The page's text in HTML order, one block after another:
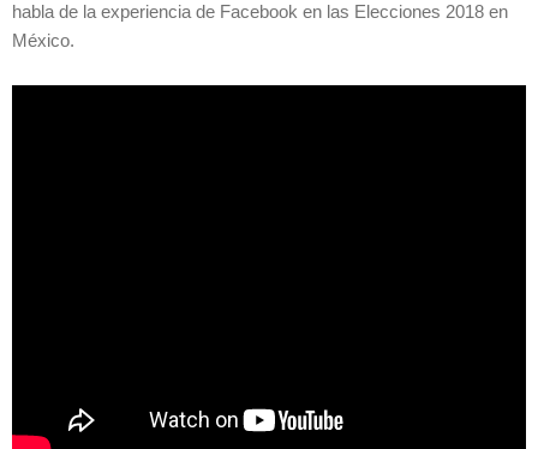
habla de la experiencia de Facebook en las Elecciones 2018 en
México.